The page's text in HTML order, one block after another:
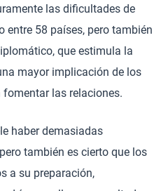
las dificultades de
entre 58 países, pero también
que estimula la
mayor implicación de los
las relaciones.
haber demasiadas
también es cierto que los
a su preparación,